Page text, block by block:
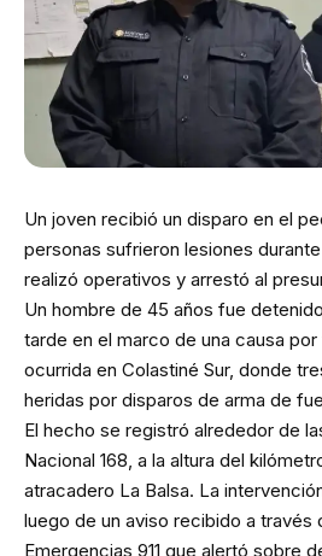
Un joven recibió un disparo en el
personas sufrieron lesiones
realizó operativos y arrestó al
Un hombre de 45 años fue
tarde en el marco de una causa
ocurrida en Colastiné Sur, donde
heridas por disparos de arma de
El hecho se registró alrededor de
Nacional 168, a la altura del
atracadero La Balsa. La
luego de un aviso recibido a través
Emergencias 911 que alertó sobre